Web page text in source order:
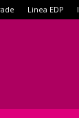
Linea EDP